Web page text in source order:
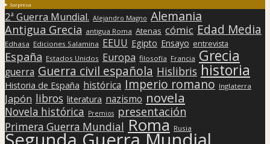
Sorpresa
2ª Guerra Mundial. Alejandro Magno Alemania
Antigua Grecia antigua Roma Atenas cómic Edad Media
Edhasa Ediciones Salamina EEUU Egipto Ensayo entrevista
España Estados Unidos Europa filosofía Francia Grecia
guerra Guerra civil española Hislibris historia
Historia de España histórica Imperio romano Inglaterra
Japón libros literatura nazismo novela
Novela histórica Premios presentación
Primera Guerra Mundial Roma Rusia